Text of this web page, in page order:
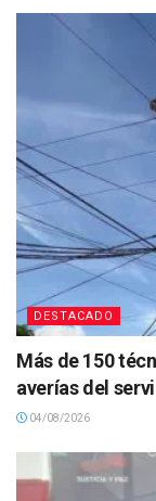
DESTACADO
Más de 150
averías del
04/08/2026